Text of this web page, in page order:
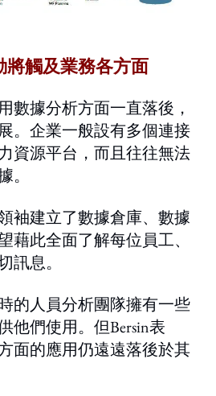
將觸及業務各方面
數據分析方面一直落後，
。企業一般設有多個連接
資源平台，而且往往無法
。
袖建立了數據倉庫、數據
藉此全面了解每位員工、
訊息。
的人員分析團隊擁有一些
他們使用。但Bersin表
面的應用仍遠遠落後於其